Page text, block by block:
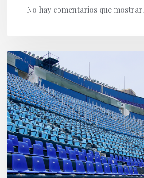
No hay comentarios que mostrar.